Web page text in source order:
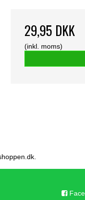
29,95 DKK
(inkl. moms)